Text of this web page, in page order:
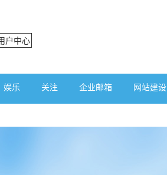
户中心
娱乐 关注 企业邮箱 网站建设